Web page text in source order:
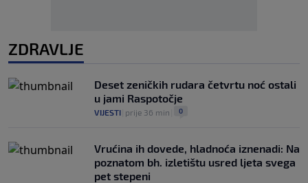
ZDRAVLJE
Deset zeničkih rudara četvrtu noć ostali
u jami Raspotočje
VIJESTI prije 36 min 0
Vrućina ih dovede, hladnoća iznenadi: Na
poznatom bh. izletištu usred ljeta svega
pet stepeni